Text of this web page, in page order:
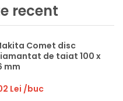
recent
Comet disc
de taiat 100 x
mm
Lei /buc